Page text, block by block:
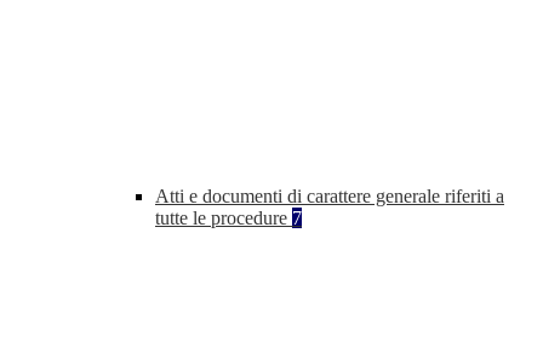
Atti e documenti di carattere generale riferiti a
tutte le procedure 7